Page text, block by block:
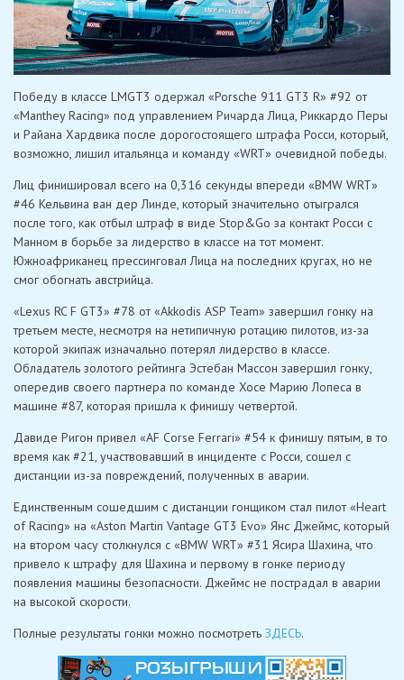
Победу в классе LMGT3 одержал «Porsche 911 GT3 R» #92 от
«Manthey Racing» под управлением Ричарда Лица, Риккардо Перы
и Райана Хардвика после дорогостоящего штрафа Росси, который,
возможно, лишил итальянца и команду «WRT» очевидной победы.
Лиц финишировал всего на 0,316 секунды впереди «BMW WRT»
#46 Кельвина ван дер Линде, который значительно отыгрался
после того, как отбыл штраф в виде Stop&Go за контакт Росси с
Манном в борьбе за лидерство в классе на тот момент.
Южноафриканец прессинговал Лица на последних кругах, но не
смог обогнать австрийца.
«Lexus RC F GT3» #78 от «Akkodis ASP Team» завершил гонку на
третьем месте, несмотря на нетипичную ротацию пилотов, из-за
которой экипаж изначально потерял лидерство в классе.
Обладатель золотого рейтинга Эстебан Массон завершил гонку,
опередив своего партнера по команде Хосе Марию Лопеса в
машине #87, которая пришла к финишу четвертой.
Давиде Ригон привел «AF Corse Ferrari» #54 к финишу пятым, в то
время как #21, участвовавший в инциденте с Росси, сошел с
дистанции из-за повреждений, полученных в аварии.
Единственным сошедшим с дистанции гонщиком стал пилот «Heart
of Racing» на «Aston Martin Vantage GT3 Evo» Янс Джеймс, который
на втором часу столкнулся с «BMW WRT» #31 Ясира Шахина, что
привело к штрафу для Шахина и первому в гонке периоду
появления машины безопасности. Джеймс не пострадал в аварии
на высокой скорости.
Полные результаты гонки можно посмотреть ЗДЕСЬ.